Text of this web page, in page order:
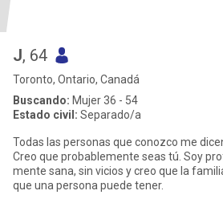
J, 64
Toronto, Ontario, Canadá
Buscando: Mujer 36 - 54
Estado civil: Separado/a
Todas las personas que conozco me
Creo que probablemente seas tú. Soy
mente sana, sin vicios y creo que la
que una persona puede tener.